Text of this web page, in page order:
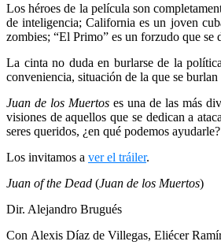
Los héroes de la película son
de inteligencia; California es un joven
zombies; “El Primo” es un forzudo que se
La cinta no duda en burlarse de la
conveniencia, situación de la que se burlan
Juan de los Muertos es una de las más
visiones de aquellos que se dedican a
seres queridos, ¿en qué podemos
Los invitamos a ver el tráiler.
Juan of the Dead (Juan de los Muertos)
Dir. Alejandro Brugués
Con Alexis Díaz de Villegas, Eliécer